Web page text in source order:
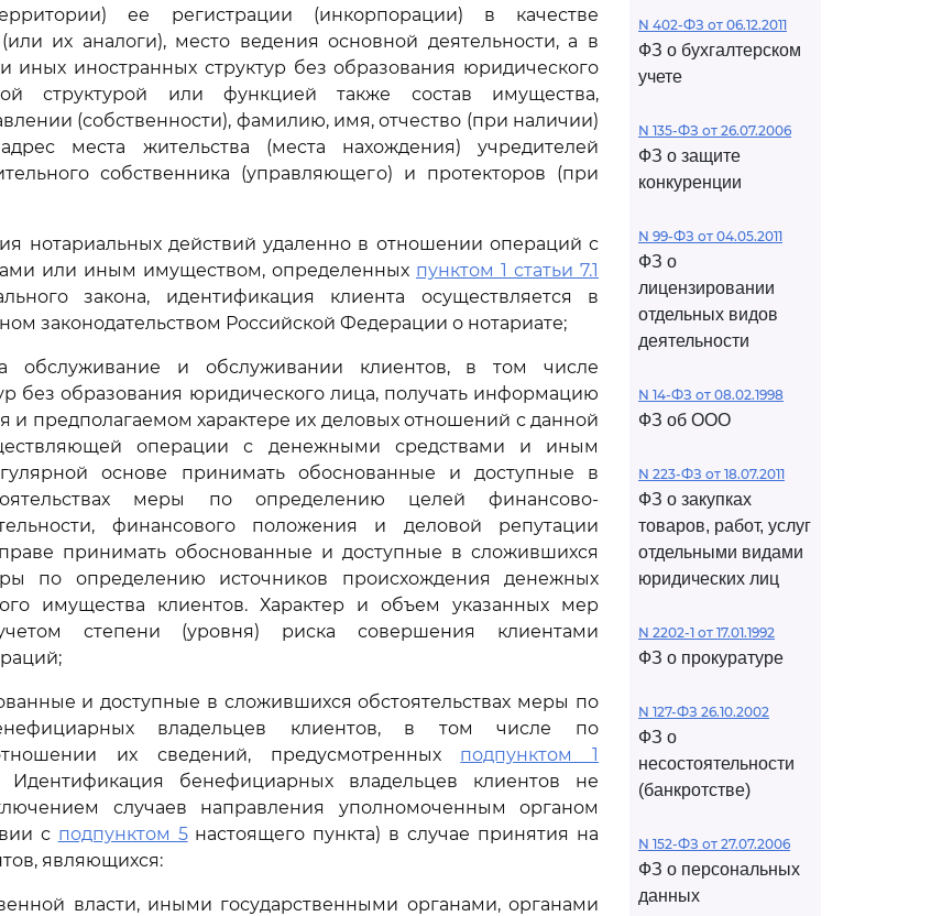
ее регистрации (инкорпорации) в качестве
их аналоги), место ведения основной деятельности, а в
иных иностранных структур без образования юридического
структурой или функцией также состав имущества,
(собственности), фамилию, имя, отчество (при наличии)
места жительства (места нахождения) учредителей
собственника (управляющего) и протекторов (при
нотариальных действий удаленно в отношении операций с
или иным имуществом, определенных пунктом 1 статьи 7.1
закона, идентификация клиента осуществляется в
законодательством Российской Федерации о нотариате;
обслуживание и обслуживании клиентов, в том числе
без образования юридического лица, получать информацию
и предполагаемом характере их деловых отношений с данной
операции с денежными средствами и иным
основе принимать обоснованные и доступные в
меры по определению целей финансово-
финансового положения и деловой репутации
принимать обоснованные и доступные в сложившихся
по определению источников происхождения денежных
имущества клиентов. Характер и объем указанных мер
степени (уровня) риска совершения клиентами
и доступные в сложившихся обстоятельствах меры по
владельцев клиентов, в том числе по
их сведений, предусмотренных подпунктом 1
Идентификация бенефициарных владельцев клиентов не
случаев направления уполномоченным органом
с подпунктом 5настоящего пункта) в случае принятия на
являющихся:
власти, иными государственными органами, органами
N 402-ФЗ от 06.12.2011
ФЗ о бухгалтерском
учете
N 135-ФЗ от 26.07.2006
ФЗ о защите
конкуренции
N 99-ФЗ от 04.05.2011
ФЗ о
лицензировании
отдельных видов
деятельности
N 14-ФЗ от 08.02.1998
ФЗ об ООО
N 223-ФЗ от 18.07.2011
ФЗ о закупках
товаров, работ, услуг
отдельными видами
юридических лиц
N 2202-1 от 17.01.1992
ФЗ о прокуратуре
N 127-ФЗ 26.10.2002
ФЗ о
несостоятельности
(банкротстве)
N 152-ФЗ от 27.07.2006
ФЗ о персональных
данных